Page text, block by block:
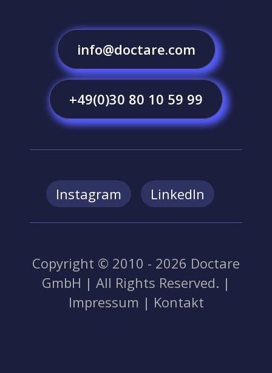
info@doctare.com
+49(0)30 80 10 59 99
Instagram LinkedIn
Copyright © 2010 - 2026 Doctare
GmbH | All Rights Reserved. |
Impressum | Kontakt